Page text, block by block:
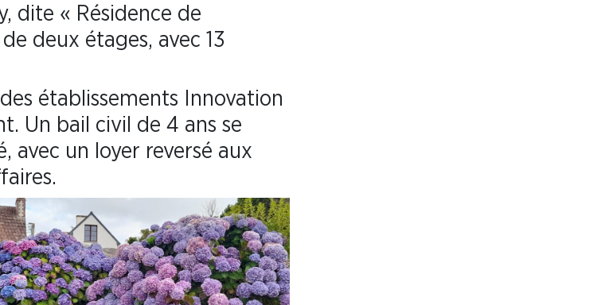
dite « Résidence de
deux étages, avec 13
établissements Innovation
Un bail civil de 4 ans se
avec un loyer reversé aux